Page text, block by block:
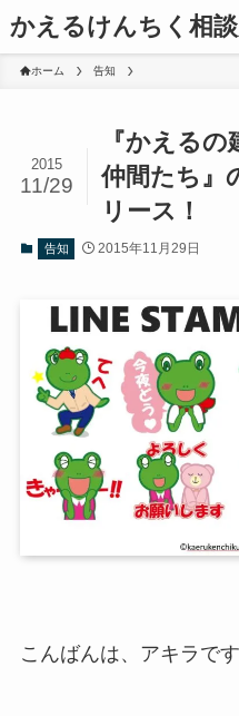
かえるけんちく相
ホーム 告知
『かえる
仲間たち』
リース！
2015
11/29
告知 2015年11月29日
こんばんは、アキラです